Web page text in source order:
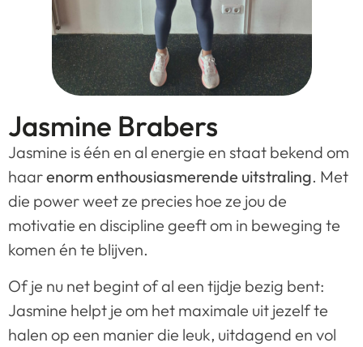
Jasmine Brabers
Jasmine is één en al energie en staat bekend om
haarenorm enthousiasmerende uitstraling. Met
die power weet ze precies hoe ze jou de
motivatie en discipline geeft om in beweging te
komen én te blijven.
Of je nu net begint of al een tijdje bezig bent:
Jasmine helpt je om het maximale uit jezelf te
halen op een manier die leuk, uitdagend en vol